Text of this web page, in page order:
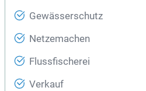
Gewässerschutz
Netzemachen
Flussfischerei
Verkauf